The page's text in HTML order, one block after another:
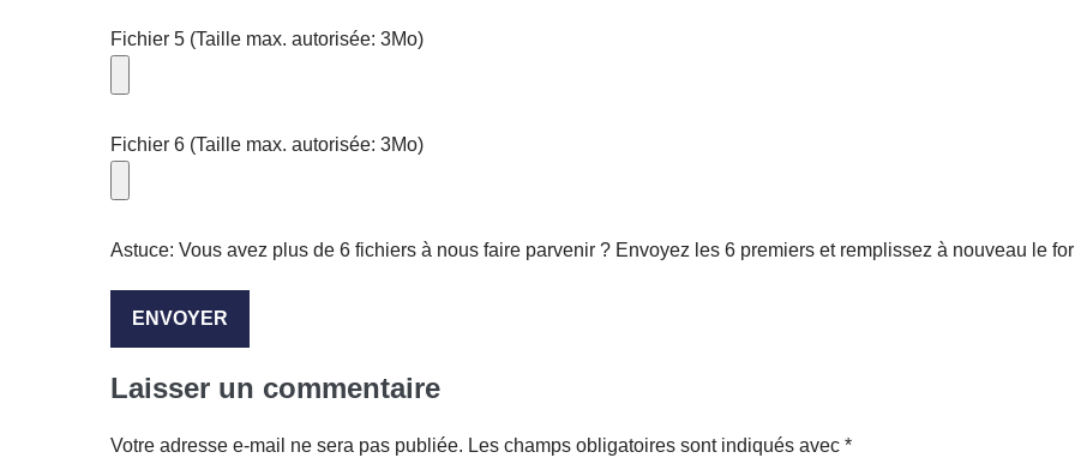
Fichier 5 (Taille max. autorisée: 3Mo)
Fichier 6 (Taille max. autorisée: 3Mo)
Astuce: Vous avez plus de 6 fichiers à nous faire parvenir ? Envoyez les 6 premiers et remplissez à nouveau le
Laisser un commentaire
Votre adresse e-mail ne sera pas publiée. Les champs obligatoires sont indiqués avec *